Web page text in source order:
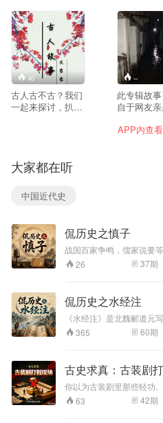
40
古人古不古？我们
一起来探讨，扒一
--
此专辑故
自于网友
APP内查
大家都在听
中国近代史
侃历史之慎子
战国百家争鸣，儒家说要
说要等贤者兼爱天下，道
道。只有一个人站出来了
吗？这个人叫慎到，赵国
者。他提出了一套冷峻到
不能把安全寄托在某个天
则。但讽刺的是，一个一
思想家，自己的著作却因
26 37期
侃历史之水经注
《水经注》是北魏郦道元
看，它是一本地理著作，
十二条河流的来龙去脉。
民、水利、文学、帝王将
水流串在了一起。这套节
脚步，一条河一条河地走
两千年的故事重新捞出来
讲"哪条河流到哪儿"的节目
365 60期
古史求真：古装剧
你以为古装剧里那些轻功
都是真的？其实，我们对
影视剧带偏了。这个专辑
63 42期